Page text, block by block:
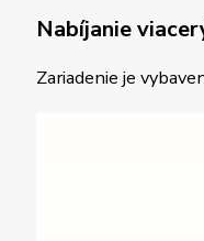
Nabíjanie
Zariadenie je